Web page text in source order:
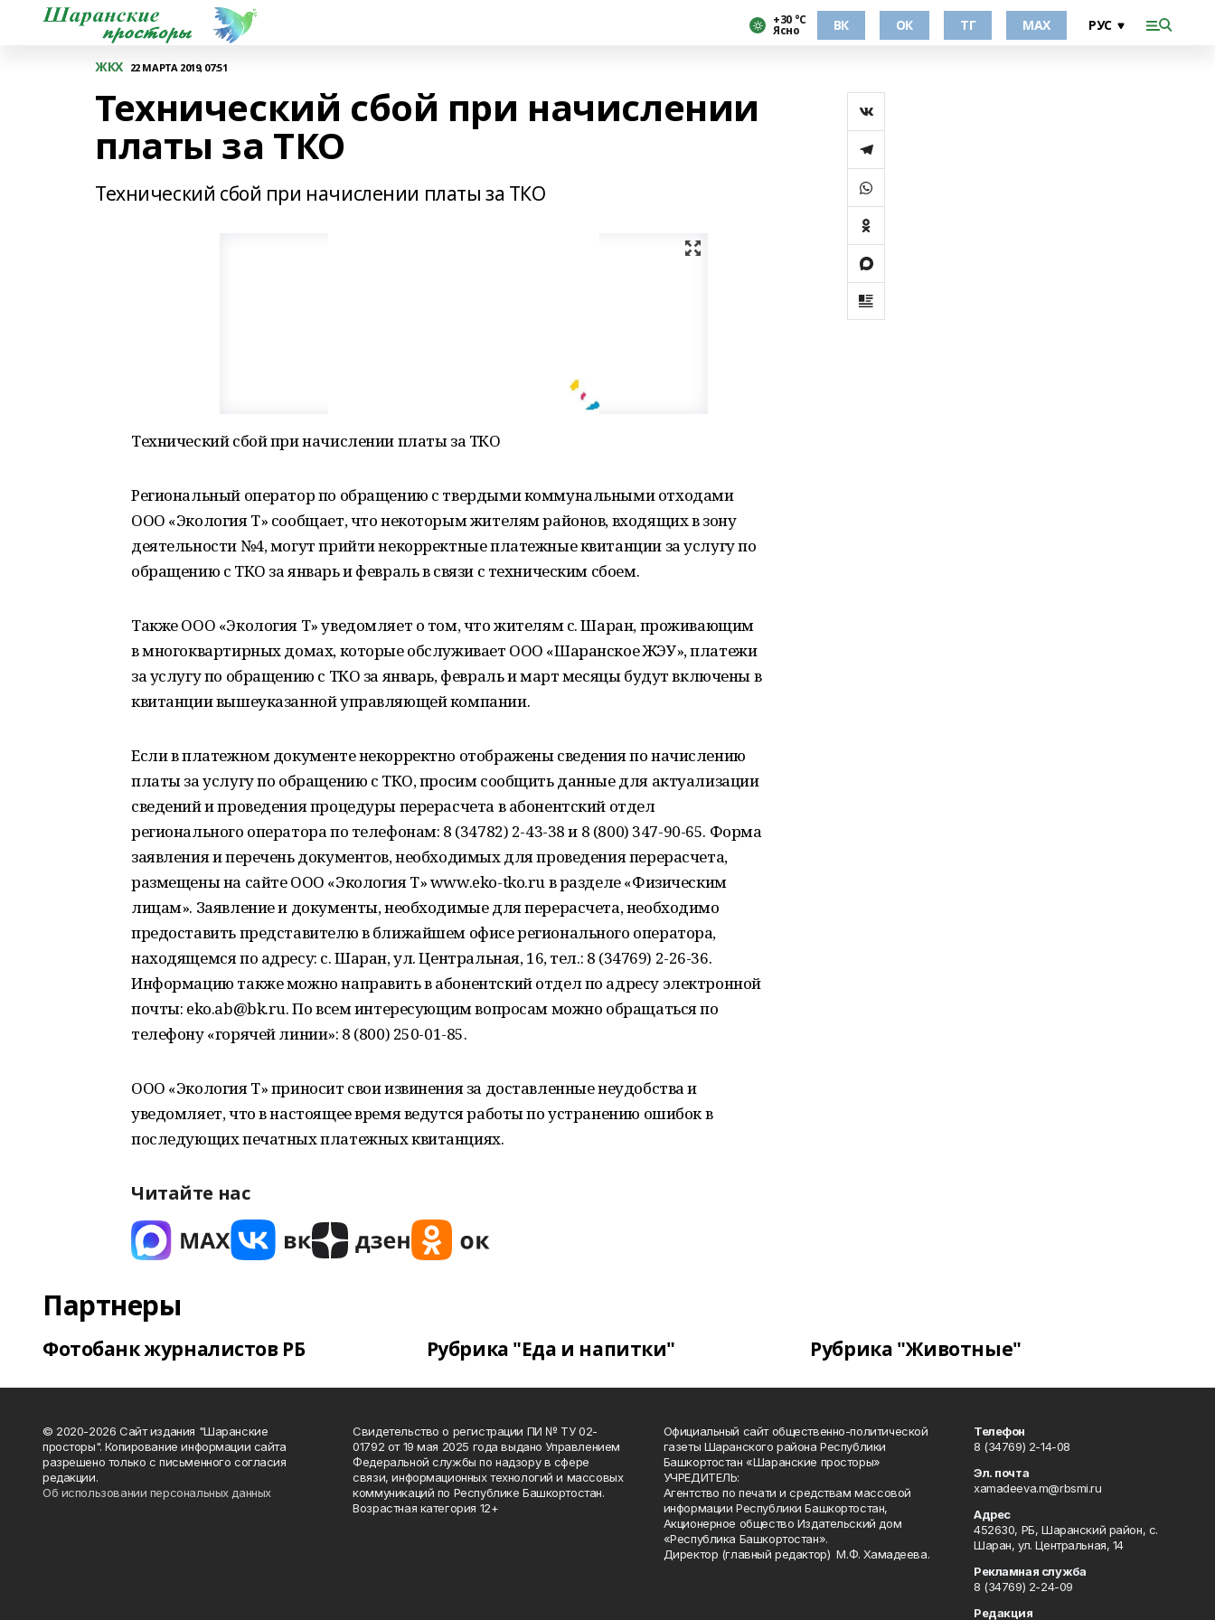
+30 °С
Ясно ВК ОК ТГ МАХ
ЖКХ 22 МАРТА 2019, 07:51
Технический сбой при начислении
платы за ТКО
Технический сбой при начислении платы за ТКО
Технический сбой при начислении платы за ТКО
Региональный оператор по обращению с твердыми коммунальными отходами
ООО «Экология Т» сообщает, что некоторым жителям районов, входящих в зону
деятельности №4, могут прийти некорректные платежные квитанции за услугу по
обращению с ТКО за январь и февраль в связи с техническим сбоем.
Также ООО «Экология Т» уведомляет о том, что жителям с. Шаран, проживающим
в многоквартирных домах, которые обслуживает ООО «Шаранское ЖЭУ», платежи
за услугу по обращению с ТКО за январь, февраль и март месяцы будут включены в
квитанции вышеуказанной управляющей компании.
Если в платежном документе некорректно отображены сведения по начислению
платы за услугу по обращению с ТКО, просим сообщить данные для актуализации
сведений и проведения процедуры перерасчета в абонентский отдел
регионального оператора по телефонам: 8 (34782) 2-43-38 и 8 (800) 347-90-65. Форма
заявления и перечень документов, необходимых для проведения перерасчета,
размещены на сайте ООО «Экология Т» www.eko-tko.ru в разделе «Физическим
лицам». Заявление и документы, необходимые для перерасчета, необходимо
предоставить представителю в ближайшем офисе регионального оператора,
находящемся по адресу: с. Шаран, ул. Центральная, 16, тел.: 8 (34769) 2-26-36.
Информацию также можно направить в абонентский отдел по адресу электронной
почты: eko.ab@bk.ru. По всем интересующим вопросам можно обращаться по
телефону «горячей линии»: 8 (800) 250-01-85.
ООО «Экология Т» приносит свои извинения за доставленные неудобства и
уведомляет, что в настоящее время ведутся работы по устранению ошибок в
последующих печатных платежных квитанциях.
Читайте нас
Партнеры
Фотобанк журналистов РБ Рубрика "Еда и напитки" Рубрика "Животные"
© 2020-2026 Сайт издания "Шаранские
просторы". Копирование информации сайта
разрешено только с письменного согласия
редакции.
Об использовании персональных данных
Свидетельство о регистрации ПИ № ТУ 02-
01792 от 19 мая 2025 года выдано Управлением
Федеральной службы по надзору в сфере
связи, информационных технологий и массовых
коммуникаций по Республике Башкортостан.
Возрастная категория 12+
Официальный сайт общественно-политической
газеты Шаранского района Республики
Башкортостан «Шаранские просторы»
УЧРЕДИТЕЛЬ:
Агентство по печати и средствам массовой
информации Республики Башкортостан,
Акционерное общество Издательский дом
«Республика Башкортостан».
Директор (главный редактор) М.Ф. Хамадеева.
Телефон
8 (34769) 2-14-08
Эл. почта
xamadeeva.m@rbsmi.ru
Адрес
452630, РБ, Шаранский район, с.
Шаран, ул. Центральная, 14
Рекламная служба
8 (34769) 2-24-09
Редакция